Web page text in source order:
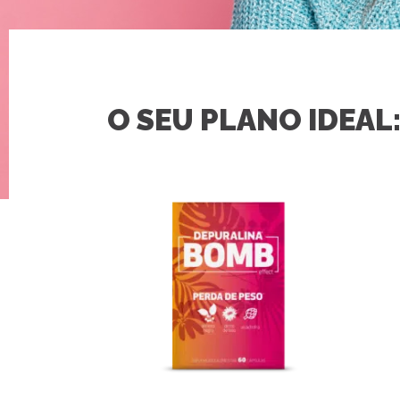
O SEU PLANO IDEAL: